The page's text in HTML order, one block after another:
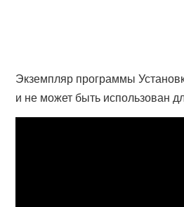
Экземпляр программы
и не может быть использован